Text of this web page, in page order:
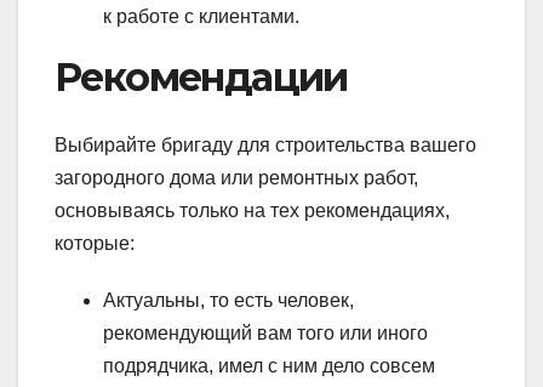
к работе с клиентами.
Рекомендации
Выбирайте бригаду для строительства вашего
загородного дома или ремонтных работ,
основываясь только на тех рекомендациях,
которые:
Актуальны, то есть человек,
рекомендующий вам того или иного
подрядчика, имел с ним дело совсем